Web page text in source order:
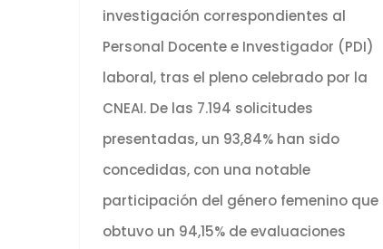
investigación correspondientes al
Personal Docente e Investigador (PDI)
laboral, tras el pleno celebrado por la
CNEAI. De las 7.194 solicitudes
presentadas, un 93,84% han sido
concedidas, con una notable
participación del género femenino que
obtuvo un 94,15% de evaluaciones